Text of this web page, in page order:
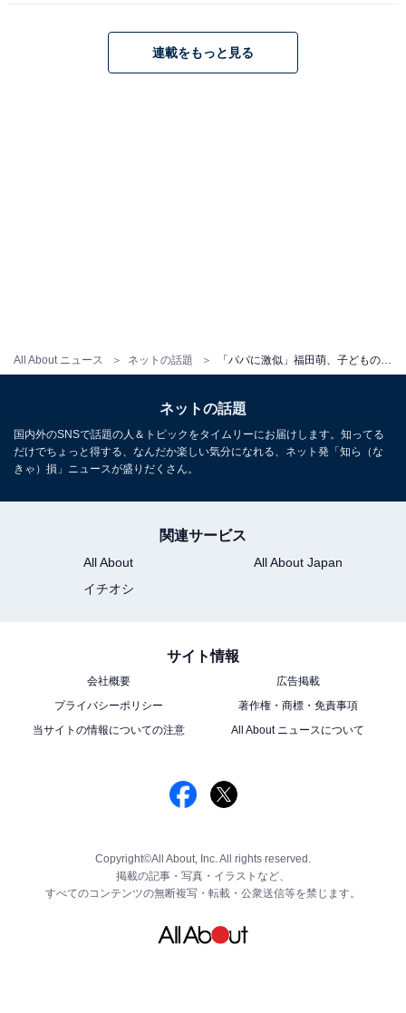
All About ニュース ネットの話題
連載をもっと見る
ネットの話題
国内外のSNSで話題の人＆トピックをタイムリーにお届けします。知ってる
だけでちょっと得する、なんだか楽しい気分になれる、ネット発「知ら（な
きゃ）損」ニュースが盛りだくさん。
関連サービス
All About
All About Japan
イチオシ
サイト情報
会社概要
広告掲載
プライバシーポリシー
著作権・商標・免責事項
当サイトの情報についての注意
All About ニュースについて
Copyright©All About, Inc. All rights reserved.
掲載の記事・写真・イラストなど、
すべてのコンテンツの無断複写・転載・公衆送信等を禁じます。